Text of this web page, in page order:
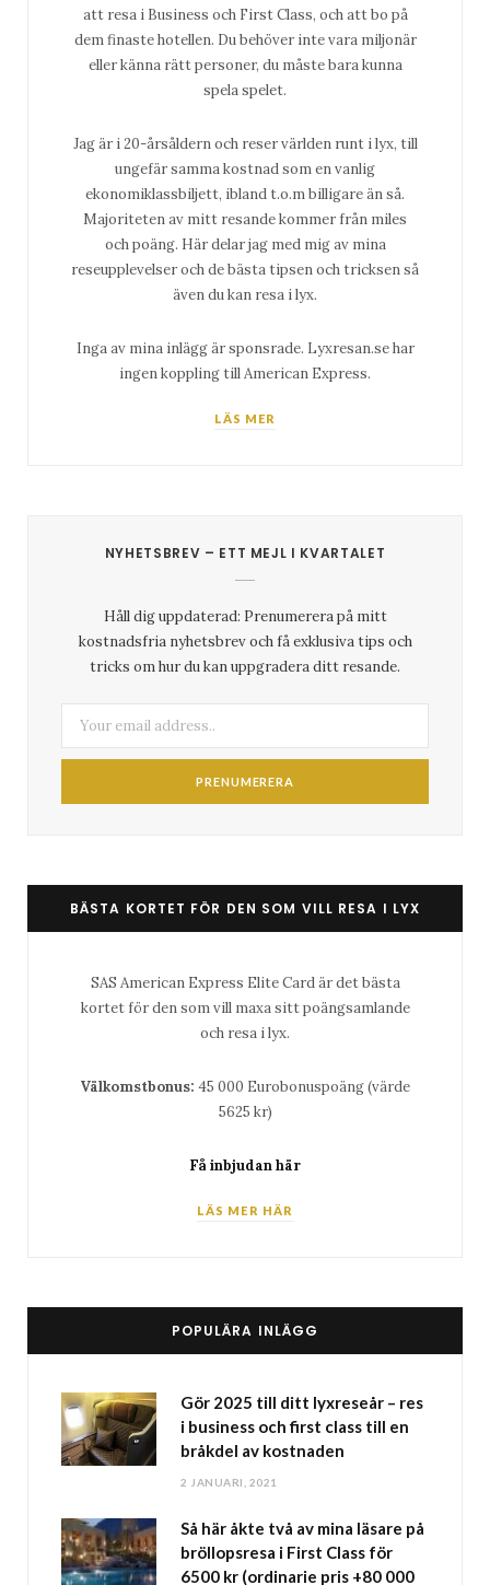
att resa i Business och First Class, och att bo på
dem finaste hotellen. Du behöver inte vara miljonär
eller känna rätt personer, du måste bara kunna
spela spelet.
Jag är i 20-årsåldern och reser världen runt i lyx, till
ungefär samma kostnad som en vanlig
ekonomiklassbiljett, ibland t.o.m billigare än så.
Majoriteten av mitt resande kommer från miles
och poäng. Här delar jag med mig av mina
reseupplevelser och de bästa tipsen och tricksen så
även du kan resa i lyx.
Inga av mina inlägg är sponsrade. Lyxresan.se har
ingen koppling till American Express.
LÄS MER
NYHETSBREV – ETT MEJL I KVARTALET
Håll dig uppdaterad: Prenumerera på mitt
kostnadsfria nyhetsbrev och få exklusiva tips och
tricks om hur du kan uppgradera ditt resande.
BÄSTA KORTET FÖR DEN SOM VILL RESA I LYX
SAS American Express Elite Card är det bästa
kortet för den som vill maxa sitt poängsamlande
och resa i lyx.
Välkomstbonus: 45 000 Eurobonuspoäng (värde
5625 kr)
Få inbjudan här
LÄS MER HÄR
POPULÄRA INLÄGG
Gör 2025 till ditt lyxreseår – res
i business och first class till en
bråkdel av kostnaden
2 JANUARI, 2021
Så här åkte två av mina läsare på
bröllopsresa i First Class för
6500 kr (ordinarie pris +80 000